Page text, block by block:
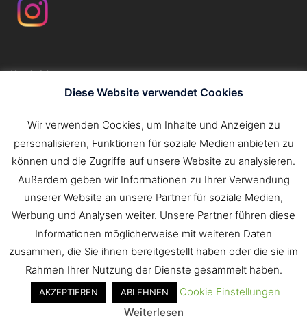
Kontakt
Impressum
Suchen
nach:
© 2026 Freiwillige Feuerwehr Tauberbischofsheim.
Diese Website verwendet Cookies
Wir verwenden Cookies, um Inhalte und Anzeigen zu
personalisieren, Funktionen für soziale Medien anbieten zu
können und die Zugriffe auf unsere Website zu analysieren.
Außerdem geben wir Informationen zu Ihrer Verwendung
unserer Website an unsere Partner für soziale Medien,
Werbung und Analysen weiter. Unsere Partner führen diese
Informationen möglicherweise mit weiteren Daten
zusammen, die Sie ihnen bereitgestellt haben oder die sie im
Rahmen Ihrer Nutzung der Dienste gesammelt haben.
AKZEPTIEREN ABLEHNEN
Cookie Einstellungen
Weiterlesen